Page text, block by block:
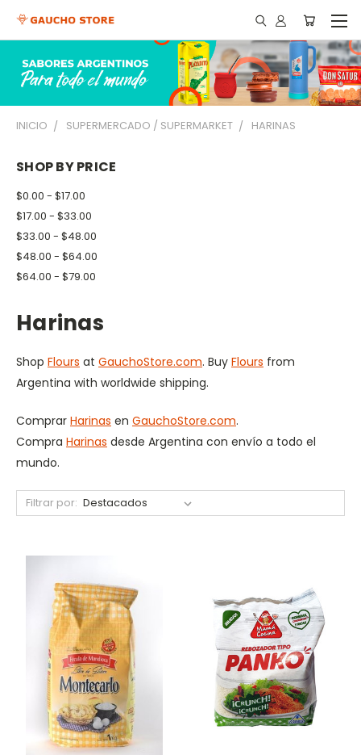
INICIO SUPERMERCADO / SUPERMARKET HARINAS
SHOP BY PRICE
$0.00 - $17.00
$17.00 - $33.00
$33.00 - $48.00
$48.00 - $64.00
$64.00 - $79.00
Harinas
Shop Flours at GauchoStore.com. Buy Flours from
Argentina with worldwide shipping.
Comprar Harinas en GauchoStore.com.
Compra Harinas desde Argentina con envío a todo el
mundo.
Filtrar por: